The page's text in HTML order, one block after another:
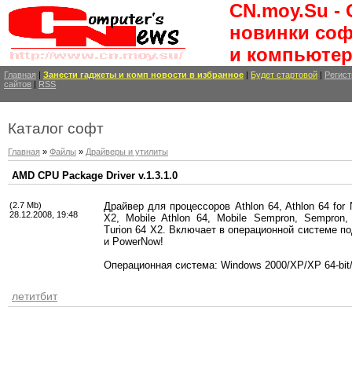
CN.moy.Su
новинки
и
Главная | Занести гаджеты и комп новости в избранное | Будет стартовой |
сайтов | RSS
Каталог софт
Главная » Файлы » Драйверы и утилиты
AMD CPU Package Driver v.1.3.1.0
(2.7 Mb)
28.12.2008, 19:48
летитбит
Драйвер для процессоров Athlon 64, Athlon 64 for
X2, Mobile Athlon 64, Mobile Sempron,
Turion 64 X2. Включает в операционной системе
и PowerNow!
Операционная система: Windows 2000/XP/XP 64-